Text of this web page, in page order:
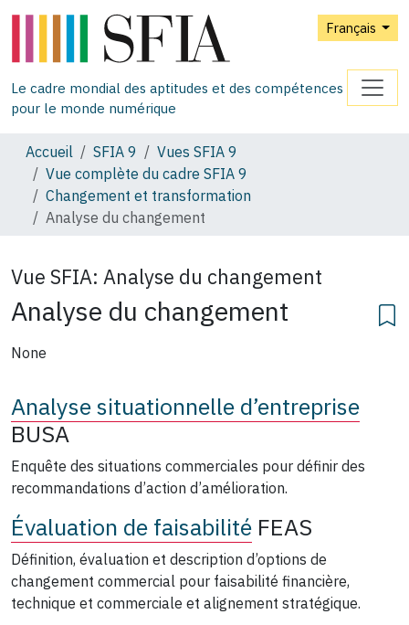
Français
Le cadre mondial des aptitudes et des compétences
pour le monde numérique
Accueil SFIA 9
Vues SFIA 9
Vue complète du cadre SFIA 9
Changement et transformation
Analyse du changement
Vue SFIA: Analyse du changement
Analyse du changement
None
Analyse situationnelle d’entreprise
BUSA
Enquête des situations commerciales pour définir des
recommandations d’action d’amélioration.
Évaluation de faisabilité FEAS
Définition, évaluation et description d’options de
changement commercial pour faisabilité financière,
technique et commerciale et alignement stratégique.